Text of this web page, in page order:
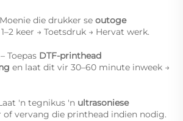
die drukker se outoge
1–2 keer → Toetsdruk → Hervat werk.
– Toepas DTF-printhead
en laat dit vir 30–60 minute inweek →
'n tegnikus 'n ultrasoniese
of vervang die printhead indien nodig.